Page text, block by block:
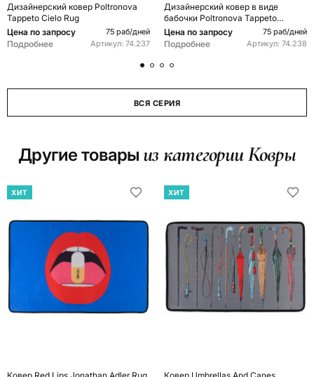
Дизайнерский ковер Poltronova
Tappeto Cielo Rug
Цена по запросу
75 раб/дней
Подробнее Артикул: 74.237
Дизайнерский ковер в виде
бабочки Poltronova Tappeto
Farfalla Rug
Цена по запросу 75 раб/дней
Подробнее Артикул: 74.238
ВСЯ СЕРИЯ
Другие товары из категории Ковры
ХИТ ХИТ